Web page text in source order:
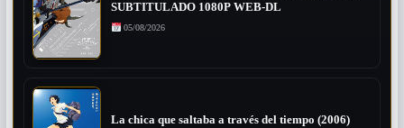
SUBTITULADO 1080P WEB-DL
05/08/2026
La chica que saltaba a través del tiempo (2006)